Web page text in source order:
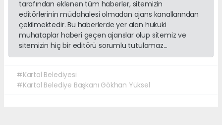
tarafından eklenen tüm haberler, sitemizin
editörlerinin müdahalesi olmadan ajans kanallarından
çekilmektedir. Bu haberlerde yer alan hukuki
muhataplar haberi geçen ajanslar olup sitemiz ve
sitemizin hiç bir editörü sorumlu tutulamaz...
#Kartal Belediyesi
#Kartal Belediye Başkanı Gökhan Yüksel